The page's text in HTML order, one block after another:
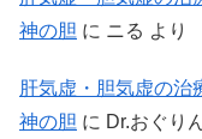
神の胆 に ニる より
肝気虚・胆気虚の治
神の胆 に Dr.おぐり